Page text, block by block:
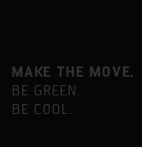
MAKE THE MOVE.
BE GREEN.
BE COOL.